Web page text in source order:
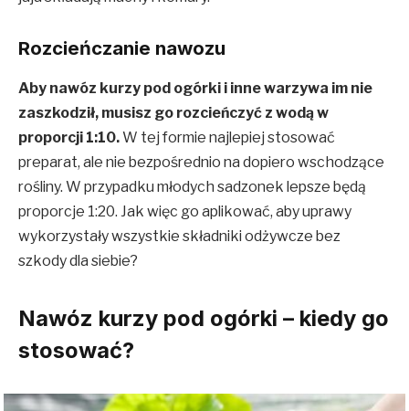
Rozcieńczanie nawozu
Aby nawóz kurzy pod ogórki i inne warzywa im nie
zaszkodził, musisz go rozcieńczyć z wodą w
proporcji 1:10.W tej formie najlepiej stosować
preparat, ale nie bezpośrednio na dopiero wschodzące
rośliny. W przypadku młodych sadzonek lepsze będą
proporcje 1:20. Jak więc go aplikować, aby uprawy
wykorzystały wszystkie składniki odżywcze bez
szkody dla siebie?
Nawóz kurzy pod ogórki – kiedy go
stosować?